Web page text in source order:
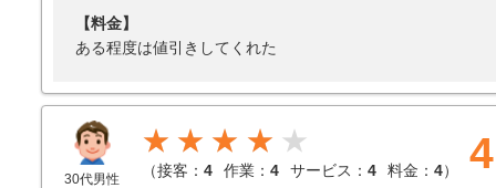
【料金】
ある程度は値引きしてくれた
30代男性
★★★★
（接客： 4 作業： 4 サービス： 4 料金： 4） 4